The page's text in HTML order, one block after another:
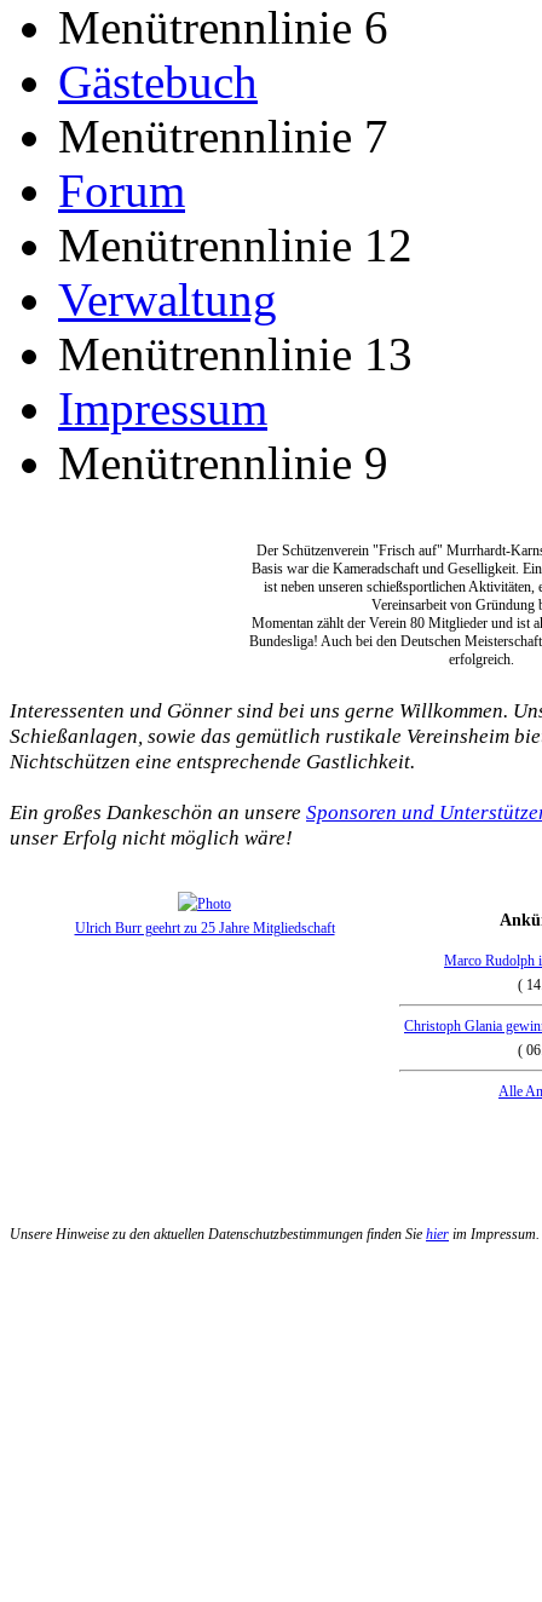
Menütrennlinie 6
Gästebuch
Menütrennlinie 7
Forum
Menütrennlinie 12
Verwaltung
Menütrennlinie 13
Impressum
Menütrennlinie 9
Der Schützenverein "Frisch auf" Murrhardt-
Basis war die Kameradschaft und Geselligkeit.
ist neben unseren schießsportlichen Aktivitäten,
Vereinsarbeit von Gründung
Momentan zählt der Verein 80 Mitglieder und ist
Bundesliga! Auch bei den Deutschen
erfolgreich.
Interessenten und Gönner sind bei uns gerne Willkommen.
Schießanlagen, sowie das gemütlich rustikale Vereinsheim
Nichtschützen eine entsprechende Gastlichkeit.
Ein großes Dankeschön an unsere Sponsoren und
unser Erfolg nicht möglich wäre!
Ulrich Burr geehrt zu 25 Jahre Mitgliedschaft
Marco Rudolph
(
Christoph Glania
(
Alle
Unsere Hinweise zu den aktuellen Datenschutzbestimmungen finden Sie hier im Impressum.